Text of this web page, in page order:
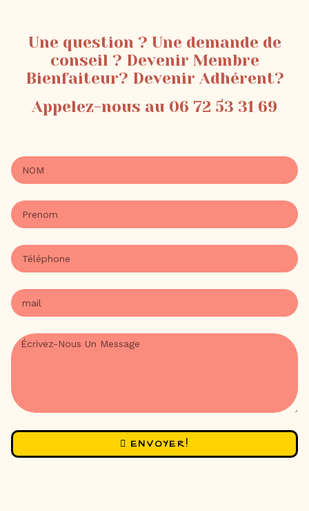
Une question ? Une demande de
conseil ? Devenir Membre
Bienfaiteur? Devenir Adhérent?
Appelez-nous au 06 72 53 31 69
ENVOYER!